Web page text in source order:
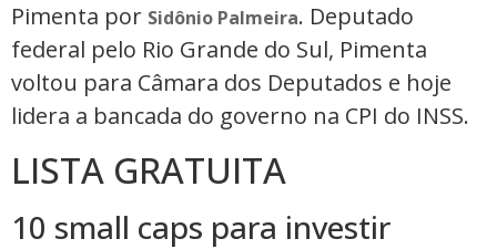
Pimenta por Sidônio Palmeira. Deputado
federal pelo Rio Grande do Sul, Pimenta
voltou para Câmara dos Deputados e hoje
lidera a bancada do governo na CPI do INSS.
LISTA GRATUITA
10 small caps para investir